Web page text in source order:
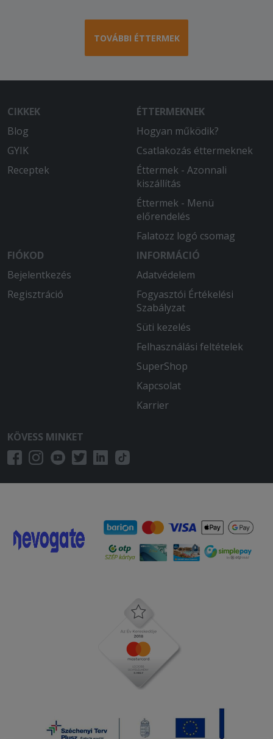
TOVÁBBI ÉTTERMEK
CIKKEK
Blog
GYIK
Receptek
ÉTTERMEKNEK
Hogyan működik?
Csatlakozás éttermeknek
Éttermek - Azonnali
kiszállítás
Éttermek - Menü
előrendelés
Falatozz logó csomag
FIÓKOD
Bejelentkezés
Regisztráció
INFORMÁCIÓ
Adatvédelem
Fogyasztói Értékelési
Szabályzat
Süti kezelés
Felhasználási feltételek
SuperShop
Kapcsolat
Karrier
KÖVESS MINKET